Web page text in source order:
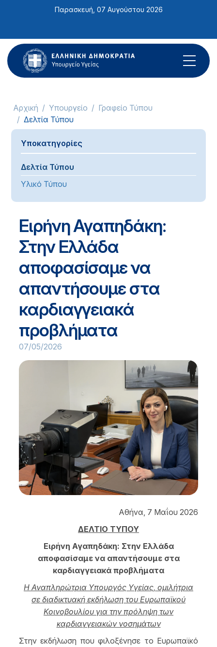
ιστότοπος
περιλαμβάνει
ένα
σύστημα
Παρασκευή, 07 Αυγούστου 2026
Αρχική Υπουργείο
Γραφείο Τύπου
Δελτία Τύπου
Υποκατηγορίες
Δελτία Τύπου
Υλικό Τύπου
Ειρήνη Αγαπηδάκη:
Στην Ελλάδα
αποφασίσαμε να
απαντήσουμε στα
καρδιαγγειακά
προβλήματα
07/05/2026
Αθήνα, 7 Μαΐου 2026
ΔΕΛΤΙΟ ΤΥΠΟΥ
Ειρήνη Αγαπηδάκη: Στην Ελλάδα
αποφασίσαμε να απαντήσουμε στα
καρδιαγγειακά προβλήματα
Η Αναπληρώτρια Υπουργός Υγείας, ομιλήτρια
σε διαδικτυακή εκδήλωση του Ευρωπαϊκού
Κοινοβουλίου για την πρόληψη των
καρδιαγγειακών νοσημάτων
Στην εκδήλωση που φιλοξένησε το Ευρωπαϊκό